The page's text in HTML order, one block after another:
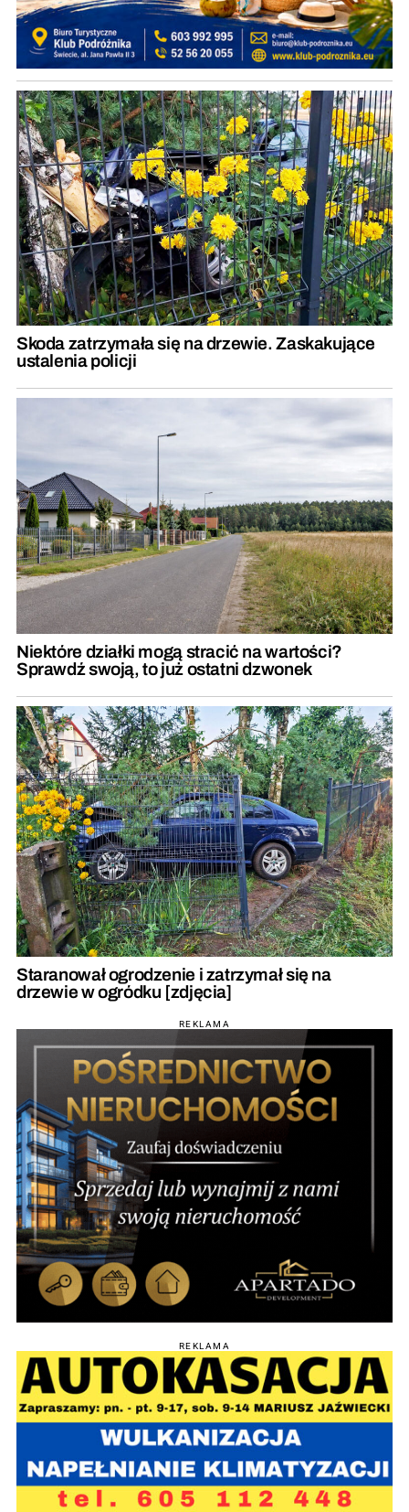
Skoda zatrzymała się na drzewie. Zaskakujące
ustalenia policji
Niektóre działki mogą stracić na wartości?
Sprawdź swoją, to już ostatni dzwonek
Staranował ogrodzenie i zatrzymał się na
drzewie w ogródku [zdjęcia]
REKLAMA
REKLAMA